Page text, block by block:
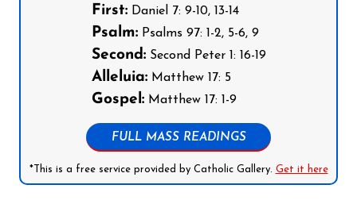
First:Daniel 7: 9-10, 13-14
Psalm:Psalms 97: 1-2, 5-6, 9
Second:Second Peter 1: 16-19
Alleluia:Matthew 17: 5
Gospel:Matthew 17: 1-9
FULL MASS READINGS
*This is a free service provided by Catholic Gallery. Get it here